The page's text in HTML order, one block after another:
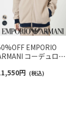
EMPORIO
コーデュロイ
ケット 前開き ジッ
円 (税込)